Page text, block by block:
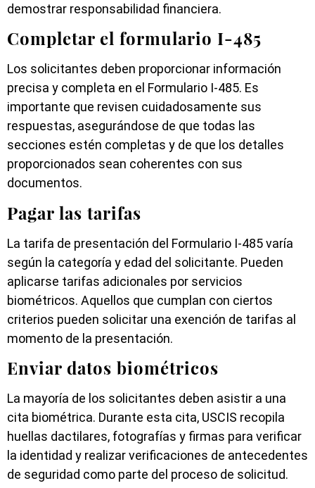
demostrar responsabilidad financiera.
Completar el formulario I-485
Los solicitantes deben proporcionar información
precisa y completa en el Formulario I-485. Es
importante que revisen cuidadosamente sus
respuestas, asegurándose de que todas las
secciones estén completas y de que los detalles
proporcionados sean coherentes con sus
documentos.
Pagar las tarifas
La tarifa de presentación del Formulario I-485 varía
según la categoría y edad del solicitante. Pueden
aplicarse tarifas adicionales por servicios
biométricos. Aquellos que cumplan con ciertos
criterios pueden solicitar una exención de tarifas al
momento de la presentación.
Enviar datos biométricos
La mayoría de los solicitantes deben asistir a una
cita biométrica. Durante esta cita, USCIS recopila
huellas dactilares, fotografías y firmas para verificar
la identidad y realizar verificaciones de antecedentes
de seguridad como parte del proceso de solicitud.